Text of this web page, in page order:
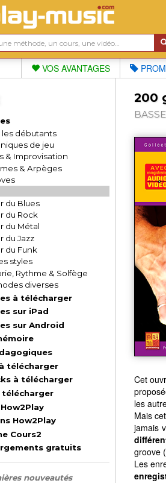
VOS AVANTAGES
les débutants
de jeu
& Improvisation
& Arpèges
du Blues
du Rock
du Métal
du Jazz
du Funk
styles
Rythme & Solfège
diverses
à télécharger
sur iPad
sur Android
télécharger
à télécharger
télécharger
How2Play
Cours2
gratuits
nouveautés
200
Cet
les
Mais
jamais
groove
Les